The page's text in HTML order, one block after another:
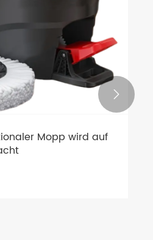
Mopp wird auf
